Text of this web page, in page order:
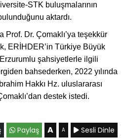
STK buluşmalarının
aktardı.
Prof. Dr. Çomaklı’ya teşekkür
ERİHDER’in Türkiye Büyük
şahsiyetlerle ilgili
bahsederken, 2022 yılında
Hakkı Hz. uluslararası
destek istedi.
Paylaş A A Sesli Dinle